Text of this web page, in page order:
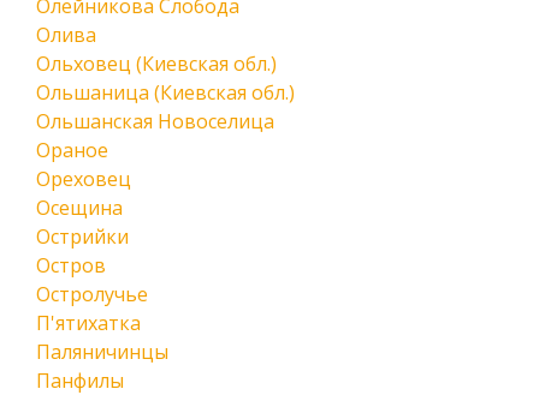
Олейникова Слобода
Олива
Ольховец (Киевская обл.)
Ольшаница (Киевская обл.)
Ольшанская Новоселица
Ораное
Ореховец
Осещина
Острийки
Остров
Остролучье
П'ятихатка
Паляничинцы
Панфилы